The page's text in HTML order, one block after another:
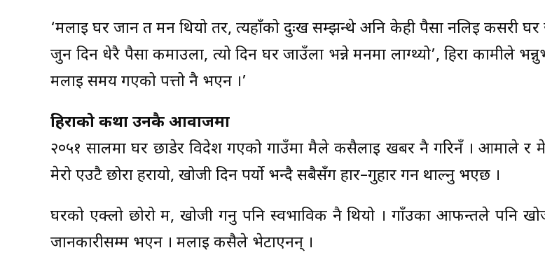
‘मलाई घर जान त मन थियो तर, त्यहाँको दुःख सम्झन्थे अनि केही पैसा नलिई कसरी
जुन दिन धेरै पैसा कमाउला, त्यो दिन घर जाउँला भन्ने मनमा लाग्थ्यो’, हिरा कामीले
मलाई समय गएको पत्तो नै भएन ।’
हिराको कथा उनकै आवाजमा
२०५१ सालमा घर छाडेर विदेश गएको गाउँमा मैले कसैलाई खबर नै गरिनँ । आमाले र
मेरो एउटै छोरा हरायो, खोजी दिन पर्यो भन्दै सबैसँग हार–गुहार गर्न थाल्नु भएछ ।
घरको एक्लो छोरो म, खोजी गर्नु पनि स्वभाविक नै थियो । गाँउका आफन्तले पनि
जानकारीसम्म भएन । मलाई कसैले भेटाएनन् ।